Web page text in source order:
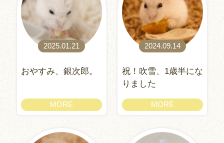
2025.01.21
おやすみ、銀次郎。
MORE
2024.09.14
祝！吹雪、1歳半にな
りました
MORE